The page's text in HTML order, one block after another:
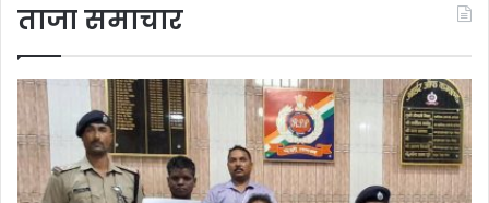
ताजा समाचार